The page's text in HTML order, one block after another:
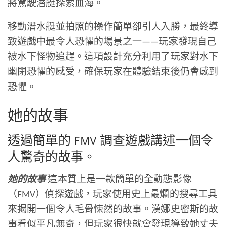
將駕駛潛艇探索血海。
移動潛水艇並拍照的操作簡單卻引人入勝，最終導
致遊戲中最令人恐懼的場景之一——玩家發現自己
被水下怪物追趕。這項設計充分利用了玩家對水下
幽閉恐懼的感受，確保玩家在體驗結束後仍會感到
恐懼。
她的故事
透過簡單的 FMV 調查遊戲講述一個令
人驚奇的故事。
她的故事這本質上是一款簡單的全動態影像
（FMV）偵探遊戲，玩家使用史上最爛的搜尋工具
來揭開一個令人毛骨悚然的故事。漢娜史密斯的故